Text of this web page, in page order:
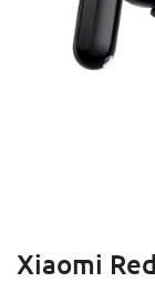
Xiaomi